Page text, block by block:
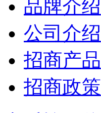
品牌介绍
公司介绍
招商产品
招商政策